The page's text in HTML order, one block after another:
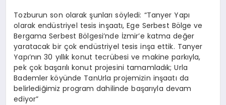
Tozburun son olarak şunları söyledi: “Tanyer Yapı
olarak endüstriyel tesis inşaatı, Ege Serbest Bölge ve
Bergama Serbest Bölgesi’nde İzmir’e katma değer
yaratacak bir çok endüstriyel tesis inşa ettik. Tanyer
Yapı’nın 30 yıllık konut tecrübesi ve makine parkıyla,
pek çok başarılı konut projesini tamamladık; Urla
Bademler köyünde TanUrla projemizin inşaatı da
belirlediğimiz program dahilinde başarıyla devam
ediyor”